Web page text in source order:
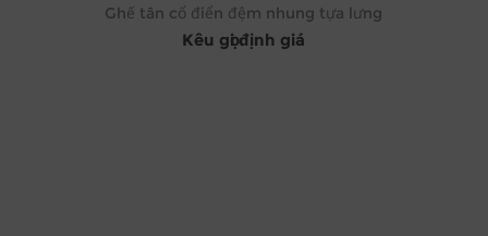
Ghế tân cổ điển đệm nhung tựa lưng
Kêu gọi định giá